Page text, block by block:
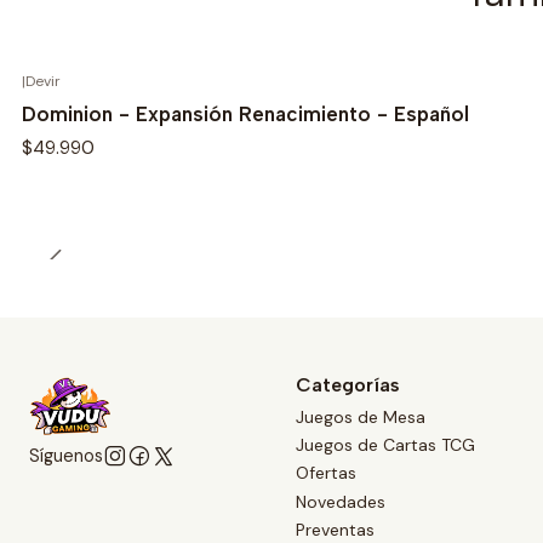
|Devir
Dominion - Expansión Renacimiento - Español
$49.990
Síguenos
Categorías
Juegos de Mesa
Juegos de Cartas TCG
Ofertas
Novedades
Preventas